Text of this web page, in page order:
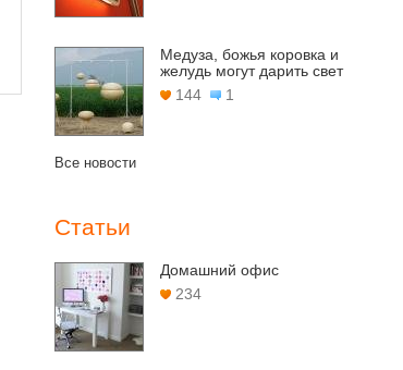
Медуза, божья коровка и
желудь могут дарить свет
144
1
Все новости
Статьи
Домашний офис
234